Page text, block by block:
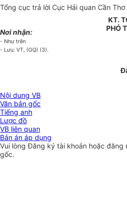
Tổng cục trả lời Cục Hải quan Cần
Nơi nhận:
- Như trên
- Lưu: VT, (GQ) (3).
KT.
PHÓ
Nội dung VB
Văn bản gốc
Tiếng anh
Lược đồ
VB liên quan
Bản án áp dụng
Vui lòngĐăng ký tài khoản hoặc đăng
gốc.